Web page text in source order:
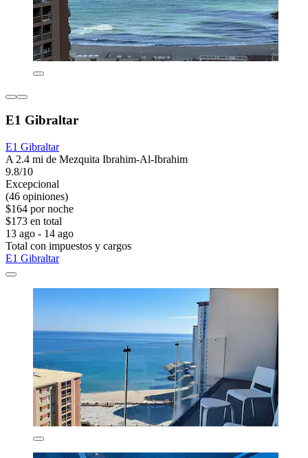
E1 Gibraltar
E1 Gibraltar
A 2.4 mi de Mezquita Ibrahim-Al-Ibrahim
9.8/10
Excepcional
(46 opiniones)
$164 por noche
$173 en total
13 ago - 14 ago
Total con impuestos y cargos
E1 Gibraltar